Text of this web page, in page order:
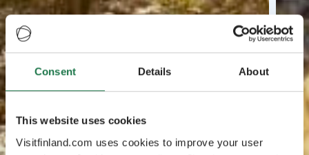
Consent Details About
This website uses cookies
Visitfinland.com uses cookies to improve your user